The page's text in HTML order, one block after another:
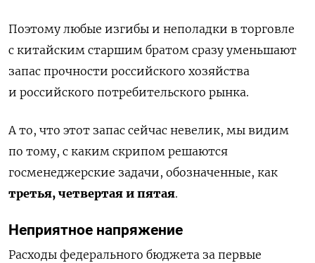
Поэтому любые изгибы и неполадки в торговле
с китайским старшим братом сразу уменьшают
запас прочности российского хозяйства
и российского потребительского рынка.
А то, что этот запас сейчас невелик, мы видим
по тому, с каким скрипом решаются
госменеджерские задачи, обозначенные, как
третья, четвертая и пятая.
Неприятное напряжение
Расходы федерального бюджета за первые